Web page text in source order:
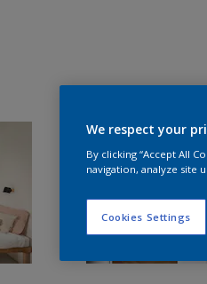
We respect your
By clicking “Accept All
navigation, analyze site
Cookies Settings